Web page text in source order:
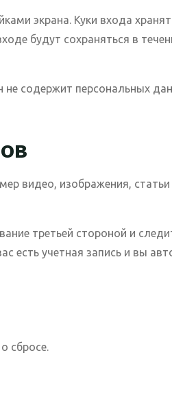
экрана. Куки входа
будут сохраняться в
не содержит персональных
видео, изображения,
третьей стороной и
есть учетная запись и вы
сбросе.